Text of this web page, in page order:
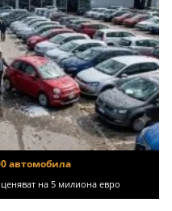
автомобила
на 5 милиона евро